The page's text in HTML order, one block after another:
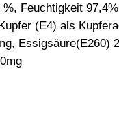
Feuchtigkeit 97,4%
(E4) als
Essigsäure(E260)